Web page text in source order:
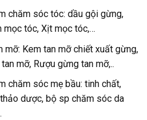
chăm sóc tóc: dầu gội gừng,
mọc tóc, Xịt mọc tóc,…
mỡ: Kem tan mỡ chiết xuất gừng,
mỡ, Rượu gừng tan mỡ,..
chăm sóc mẹ bầu: tinh chất,
dược, bộ sp chăm sóc da